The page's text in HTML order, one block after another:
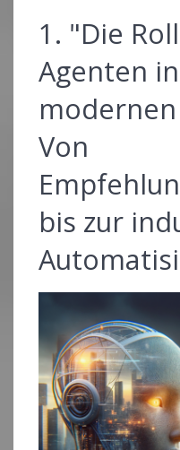
1. "Die
Agenten
Von
bis zur